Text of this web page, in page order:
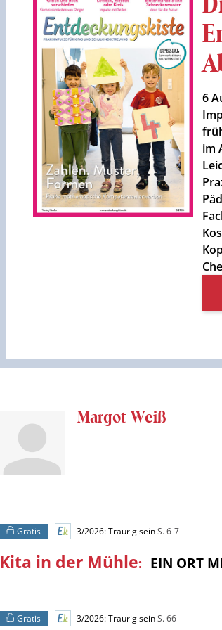
6
im
Margot Weiß
Gratis 3/2026: Traurig seinS. 6-7
Kita in der Mühle: EIN ORT
Gratis 3/2026: Traurig seinS. 66